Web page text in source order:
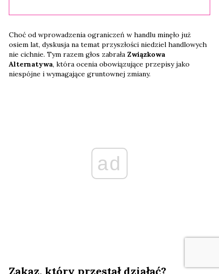
Choć od wprowadzenia ograniczeń w handlu minęło już
osiem lat, dyskusja na temat przyszłości niedziel handlowych
nie cichnie. Tym razem głos zabrała Związkowa
Alternatywa, która ocenia obowiązujące przepisy jako
niespójne i wymagające gruntownej zmiany.
ad
Zakaz, który przestał działać?